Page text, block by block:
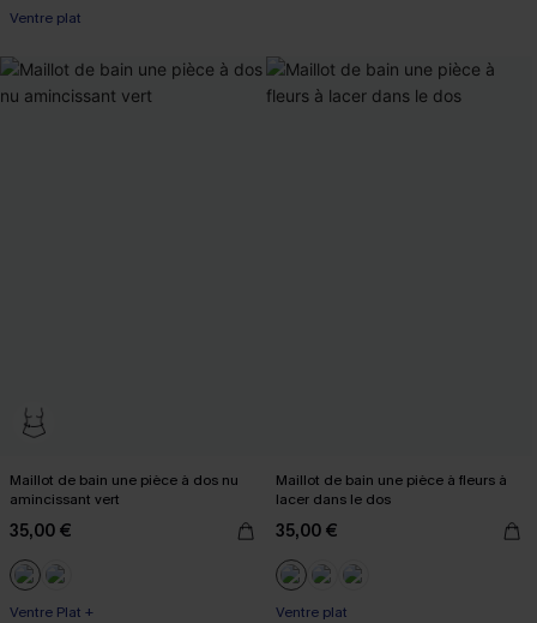
Ventre plat
Maillot de bain une pièce à dos nu
amincissant vert
35,00 €
Ventre Plat +
Maillot de bain une pièce à fleurs à
lacer dans le dos
35,00 €
Ventre plat